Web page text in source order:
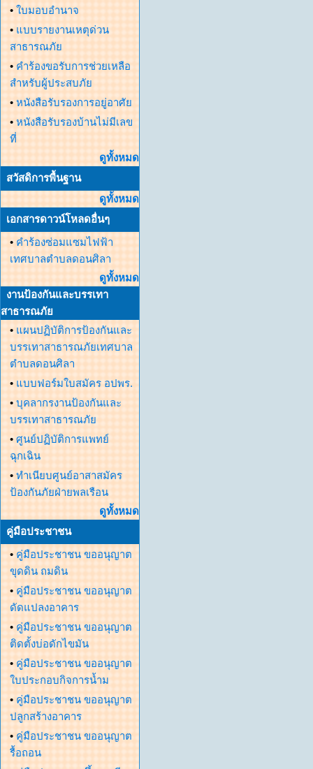
• ใบมอบอำนาจ
• แบบรายงานเหตุด่วน
สาธารณภัย
• คำร้องขอรับการช่วยเหลือ
สำหรับผู้ประสบภัย
• หนังสือรับรองการอยู่อาศัย
• หนังสือรับรองบ้านไม่มีเลข
ที่
ดูทั้งหมด
สวัสดิการพื้นฐาน
ดูทั้งหมด
เอกสารดาวน์โหลดอื่นๆ
• คำร้องซ่อมแซมไฟฟ้า
เทศบาลตำบลดอนศิลา
ดูทั้งหมด
งานป้องกันและบรรเทา
สาธารณภัย
• แผนปฏิบัติการป้องกันและ
บรรเทาสาธารณภัยเทศบาล
ตำบลดอนศิลา
• แบบฟอร์มใบสมัคร อปพร.
• บุคลากรงานป้องกันและ
บรรเทาสาธารณภัย
• ศูนย์ปฏิบัติการแพทย์
ฉุกเฉิน
• ทำเนียบศูนย์อาสาสมัคร
ป้องกันภัยฝ่ายพลเรือน
ดูทั้งหมด
คู่มือประชาชน
• คู่มือประชาชน ขออนุญาต
ขุดดิน ถมดิน
• คู่มือประชาชน ขออนุญาต
ดัดแปลงอาคาร
• คู่มือประชาชน ขออนุญาต
ติดตั้งบ่อดักไขมัน
• คู่มือประชาชน ขออนุญาต
ใบประกอบกิจการน้ำม
• คู่มือประชาชน ขออนุญาต
ปลูกสร้างอาคาร
• คู่มือประชาชน ขออนุญาต
รื้อถอน